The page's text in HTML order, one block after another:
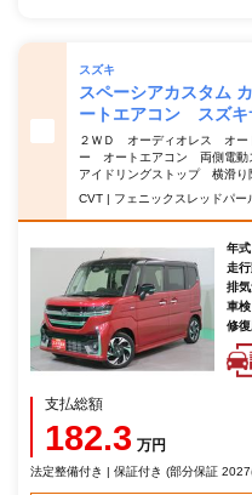
スズキ
スペーシアカスタ
ートエアコン スズキ
２ＷＤ オーディオレス オー
ー オートエアコン 両側電動
アイドリングストップ 横滑
CVT | フェニックスレッドパ
年式
走
排
車検
修
支払総額
182.3 万円
法定整備付き | 保証付き (部分保証